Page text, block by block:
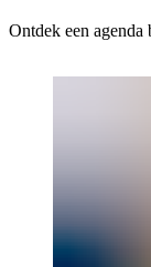
Ontdek een agenda